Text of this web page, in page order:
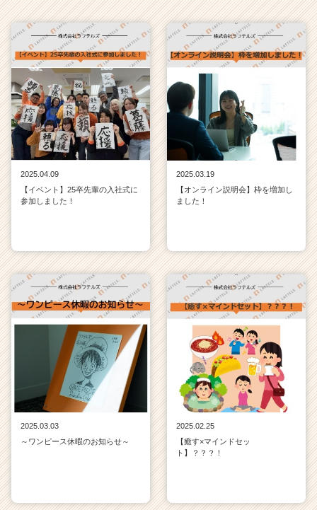
イ
ト
チ
ア
キ
ャ
リ
ア
（C
h
C
e
r）
2025.04.09
【イベント】25卒先輩の入社式に
参加しました！
2025.03.19
【オンライン説明会】枠を増加し
ました！
2025.03.03
～ワンピース休暇のお知らせ～
2025.02.25
【癒す×マインドセッ
ト】？？？！